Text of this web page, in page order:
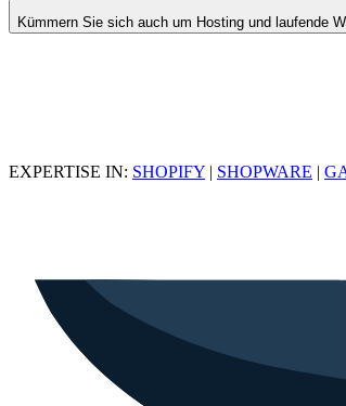
Kümmern Sie sich auch um Hosting und laufende
EXPERTISE IN: SHOPIFY | SHOPWARE |